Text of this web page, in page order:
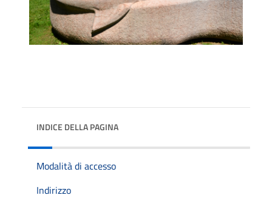
INDICE DELLA PAGINA
Modalità di accesso
Indirizzo